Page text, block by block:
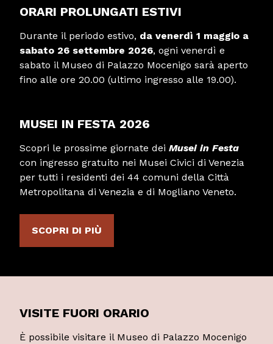
ORARI PROLUNGATI ESTIVI
Durante il periodo estivo, da venerdì 1 maggio a
sabato 26 settembre 2026, ogni venerdì e
sabato il Museo di Palazzo Mocenigo sarà aperto
fino alle ore 20.00 (ultimo ingresso alle 19.00).
MUSEI IN FESTA 2026
Scopri le prossime giornate dei Musei in Festa
con ingresso gratuito nei Musei Civici di Venezia
per tutti i residenti dei 44 comuni della Città
Metropolitana di Venezia e di Mogliano Veneto.
SCOPRI DI PIÙ
VISITE FUORI ORARIO
È possibile visitare il Museo di Palazzo Mocenigo